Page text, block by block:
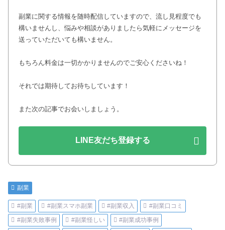
副業に関する情報を随時配信していますので、流し見程度でも
構いませんし、悩みや相談がありましたら気軽にメッセージを
送っていただいても構いません。
もちろん料金は一切かかりませんのでご安心くださいね！
それでは期待してお待ちしています！
また次の記事でお会いしましょう。
LINE友だち登録する
副業
#副業 #副業スマホ副業 #副業収入
#副業口コミ
#副業失敗事例
#副業怪しい
#副業成功事例